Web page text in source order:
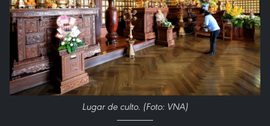
Lugar de culto. (Foto: VNA)